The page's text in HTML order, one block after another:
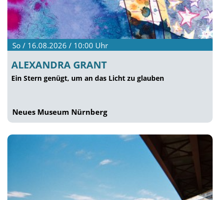
So / 16.08.2026 / 10:00 Uhr
ALEXANDRA GRANT
Ein Stern genügt, um an das Licht zu glauben
Neues Museum Nürnberg